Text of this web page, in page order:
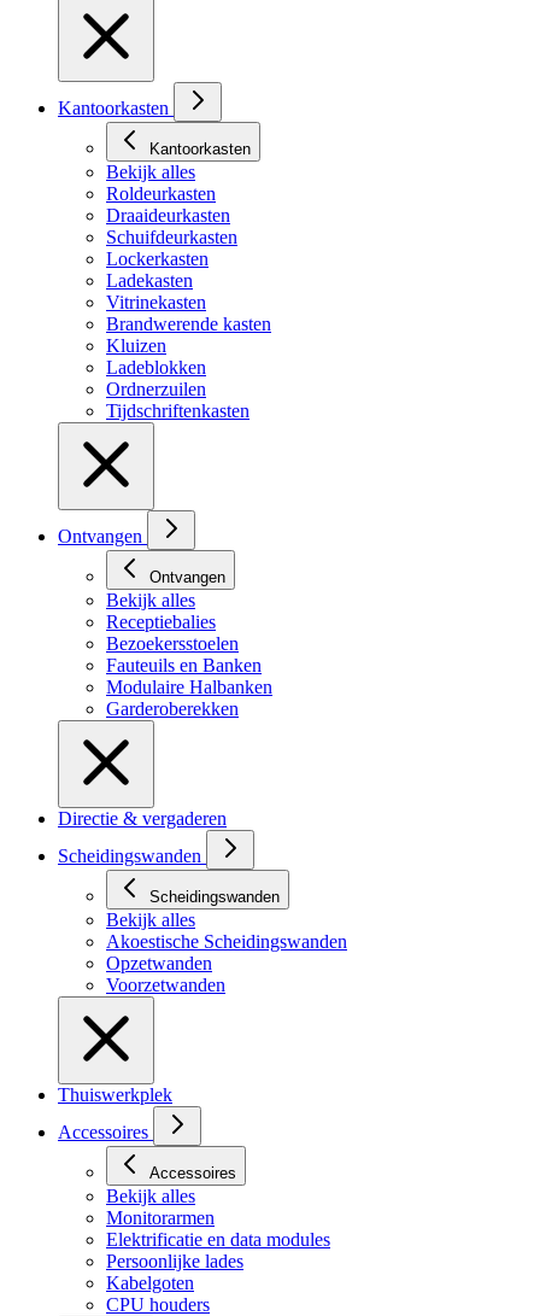
Kantoorkasten
Kantoorkasten
Bekijk alles
Roldeurkasten
Draaideurkasten
Schuifdeurkasten
Lockerkasten
Ladekasten
Vitrinekasten
Brandwerende kasten
Kluizen
Ladeblokken
Ordnerzuilen
Tijdschriftenkasten
Ontvangen
Ontvangen
Bekijk alles
Receptiebalies
Bezoekersstoelen
Fauteuils en Banken
Modulaire Halbanken
Garderoberekken
Directie & vergaderen
Scheidingswanden
Scheidingswanden
Bekijk alles
Akoestische Scheidingswanden
Opzetwanden
Voorzetwanden
Thuiswerkplek
Accessoires
Accessoires
Bekijk alles
Monitorarmen
Elektrificatie en data modules
Persoonlijke lades
Kabelgoten
CPU houders